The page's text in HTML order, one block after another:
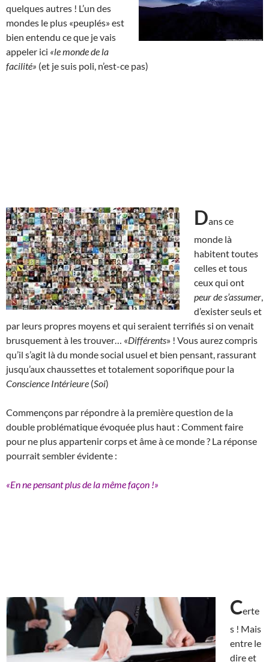
quelques autres ! L’un des
mondes le plus «peuplés» est
bien entendu ce que je vais
appeler ici «le monde de la
facilité» (et je suis poli, n’est-ce pas)
Dans ce
monde là
habitent toutes
celles et tous
ceux qui ont
peur de s’assumer
d’exister seuls et
par leurs propres moyens et qui seraient terrifiés si on venait
brusquement à les trouver… «Différents» ! Vous aurez compris
qu’il s’agit là du monde social usuel et bien pensant, rassurant
jusqu’aux chaussettes et totalement soporifique pour la
Conscience Intérieure (Soi)
Commençons par répondre à la première question de la
double problématique évoquée plus haut : Comment faire
pour ne plus appartenir corps et âme à ce monde ? La réponse
pourrait sembler évidente :
«En ne pensant plus de la même façon !»
Certe
s ! Mais
entre le
dire et